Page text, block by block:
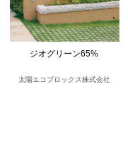
ジオグリーン65%
太陽エコブロックス株式会社